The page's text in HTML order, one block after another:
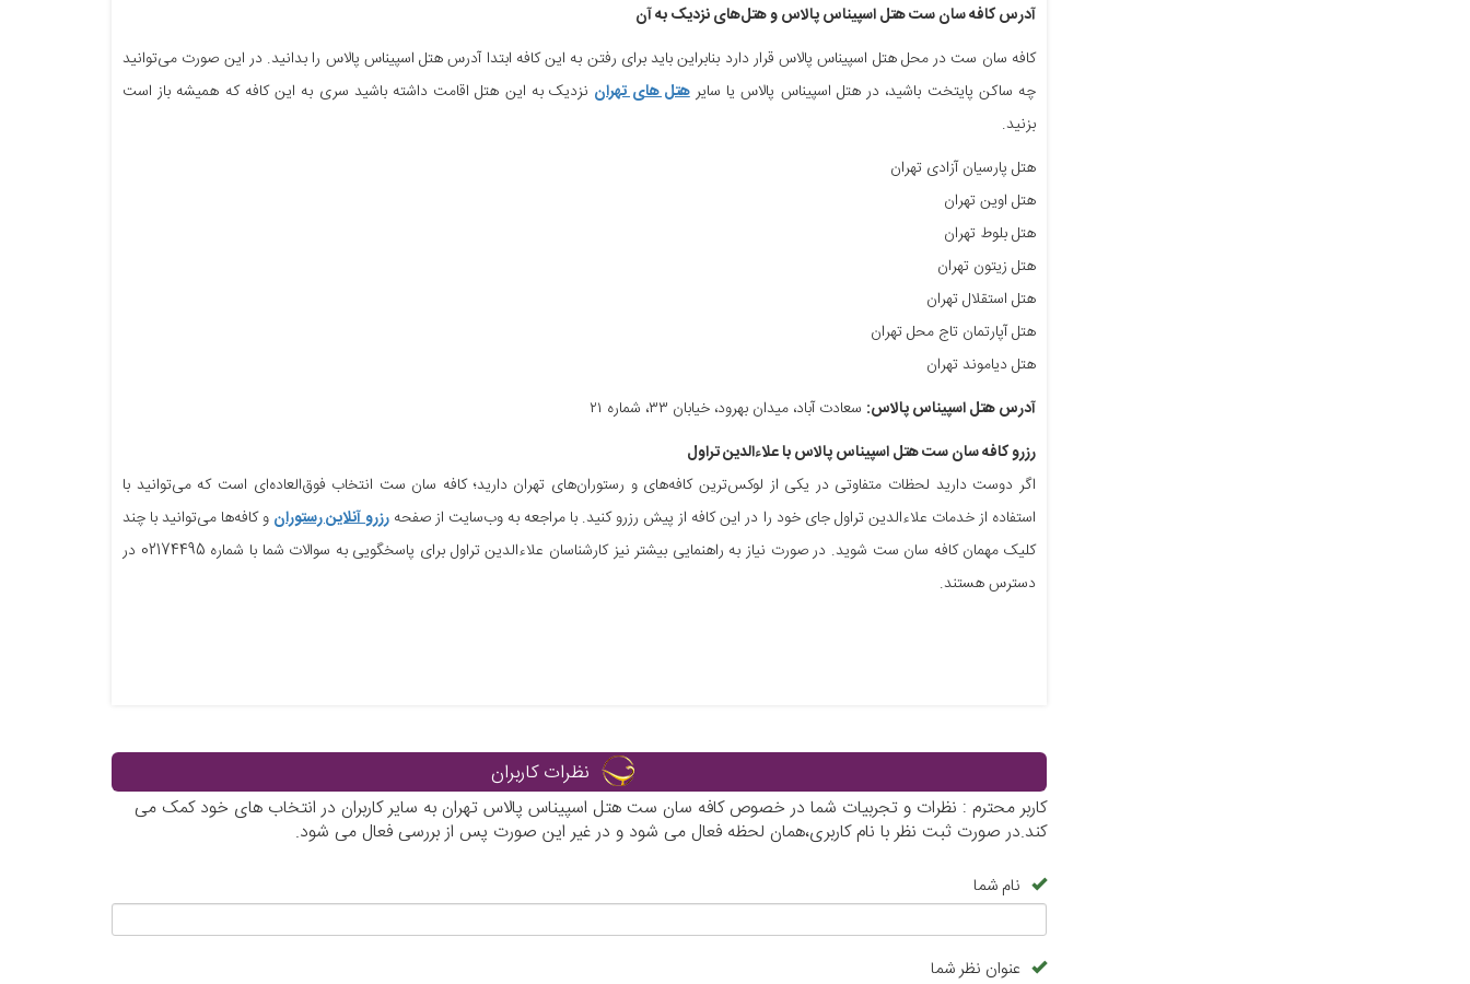
آدرس کافه سان ست هتل اسپیناس پالاس و هتل‌های نزدیک به آن
کافه سان ست در محل هتل اسپیناس پالاس قرار دارد بنابراین باید برای رفتن به این کافه ابتدا آدرس هتل اسپیناس پالاس را بدانید. در این صورت می‌توانید
چه ساکن پایتخت باشید، در هتل اسپیناس پالاس یا سایرهتل های تهران نزدیک به این هتل اقامت داشته باشید سری به این کافه که همیشه باز است
بزنید.
هتل پارسیان آزادی تهران
هتل اوین تهران
هتل بلوط تهران
هتل زیتون تهران
هتل استقلال تهران
هتل آپارتمان تاج محل تهران
هتل دیاموند تهران
آدرس هتل اسپیناس پالاس: سعادت آباد، میدان بهرود، خیابان ۳۳، شماره ۲۱
رزرو کافه سان ست هتل اسپیناس پالاس با علاءالدین تراول
اگر دوست دارید لحظات متفاوتی در یکی از لوکس‌ترین کافه‌های و رستوران‌های تهران دارید؛ کافه سان ست انتخاب فوق‌العاده‌ای است که می‌توانید با
استفاده از خدمات علاءالدین تراول جای خود را در این کافه از پیش رزرو کنید. با مراجعه به وب‌سایت از صفحهرزرو آنلاین رستوران و کافه‌‌ها می‌توانید با چند
کلیک مهمان کافه سان ست شوید. در صورت نیاز به راهنمایی بیشتر نیز کارشناسان علاءالدین تراول برای پاسخگویی به سوالات شما با شماره 02174495 در
دسترس هستند.
نظرات کاربران
کاربر محترم : نظرات و تجربیات شما در خصوص کافه سان ست هتل اسپیناس پالاس تهران به سایر کاربران در انتخاب های خود کمک می
کند.در صورت ثبت نظر با نام کاربری،همان لحظه فعال می شود و در غیر این صورت پس از بررسی فعال می شود.
نام شما
عنوان نظر شما